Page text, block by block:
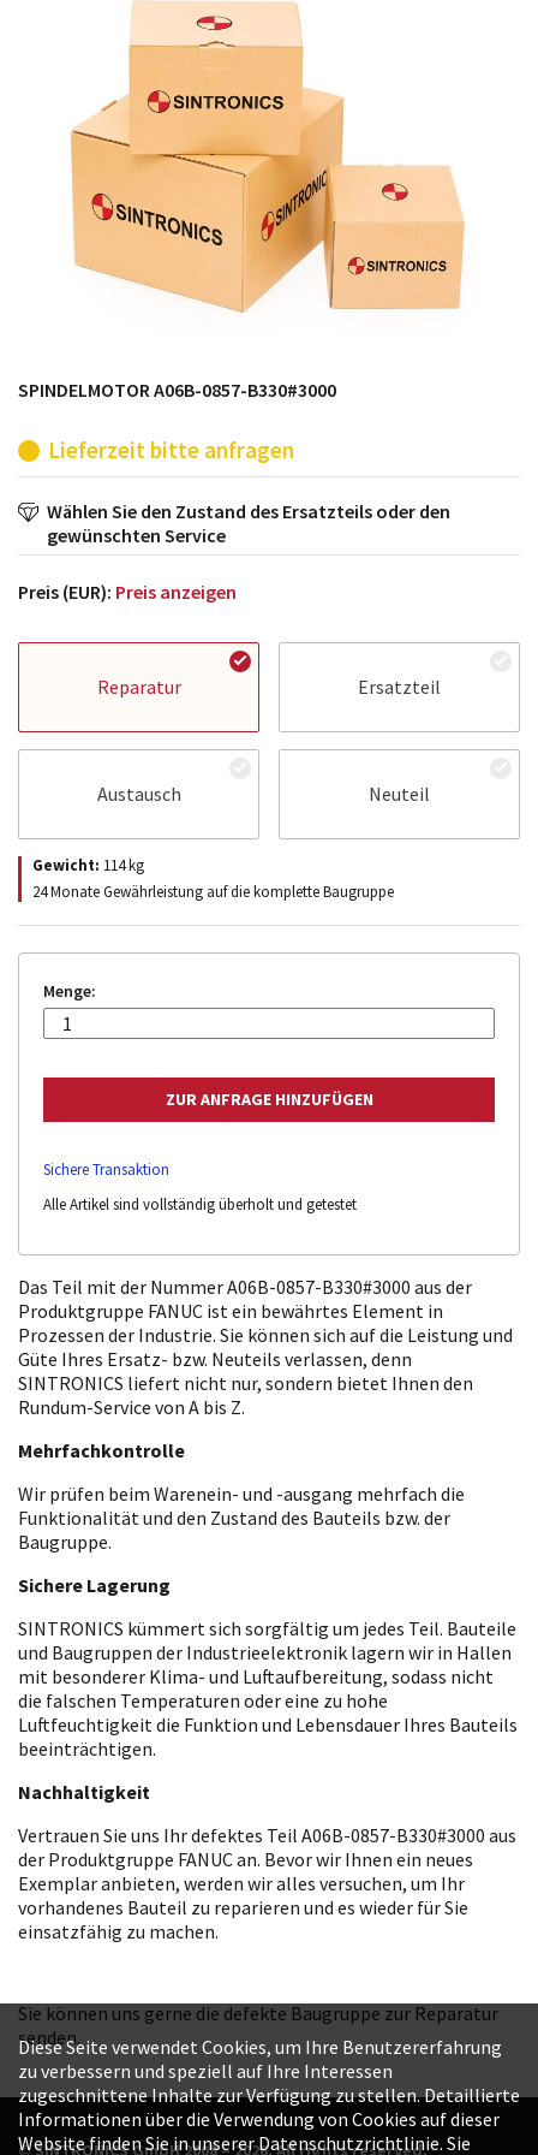
möglich. SINTRONICS ist dann ihr Partner, der
entweder die alten Baugruppen technisch hochwertig
repariert oder ihnen die abgekündigten Baugruppen
aus dem eigenen Lager ersetzt.
SPINDELMOTOR A06B-0857-B330#3000
Lieferzeit bitte anfragen
Wählen Sie den Zustand des Ersatzteils oder den
gewünschten Service
Preis (EUR): Preis anzeigen
Reparatur Ersatzteil
Austausch Neuteil
Gewicht: 114kg
24 Monate Gewährleistung auf die komplette Baugruppe
Menge:
Sichere Transaktion
Alle Artikel sind vollständig überholt und getestet
Das Teil mit der Nummer A06B-0857-B330#3000 aus der
Produktgruppe FANUC ist ein bewährtes Element in
Prozessen der Industrie. Sie können sich auf die Leistung und
Güte Ihres Ersatz- bzw. Neuteils verlassen, denn
SINTRONICS liefert nicht nur, sondern bietet Ihnen den
Rundum-Service von A bis Z.
Mehrfachkontrolle
Wir prüfen beim Warenein- und -ausgang mehrfach die
Funktionalität und den Zustand des Bauteils bzw. der
Baugruppe.
Sichere Lagerung
SINTRONICS kümmert sich sorgfältig um jedes Teil. Bauteile
und Baugruppen der Industrieelektronik lagern wir in Hallen
mit besonderer Klima- und Luftaufbereitung, sodass nicht
die falschen Temperaturen oder eine zu hohe
Luftfeuchtigkeit die Funktion und Lebensdauer Ihres Bauteils
beeinträchtigen.
Nachhaltigkeit
Vertrauen Sie uns Ihr defektes Teil A06B-0857-B330#3000 aus
der Produktgruppe FANUC an. Bevor wir Ihnen ein neues
Exemplar anbieten, werden wir alles versuchen, um Ihr
vorhandenes Bauteil zu reparieren und es wieder für Sie
einsatzfähig zu machen.
Sie können uns gerne die defekte Baugruppe zur Reparatur
senden.
© SINTRONICS GmbH 2008 – 2026. All rights reserved.
Diese Seite verwendet Cookies, um Ihre Benutzererfahrung
zu verbessern und speziell auf Ihre Interessen
zugeschnittene Inhalte zur Verfügung zu stellen. Detaillierte
Informationen über die Verwendung von Cookies auf dieser
Website finden Sie in unserer Datenschutzrichtlinie. Sie